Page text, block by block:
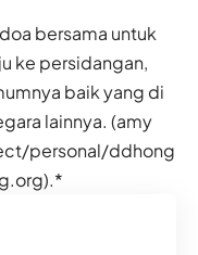
bersama untuk
ke persidangan,
baik yang di
lainnya. (amy
personal/ddhong